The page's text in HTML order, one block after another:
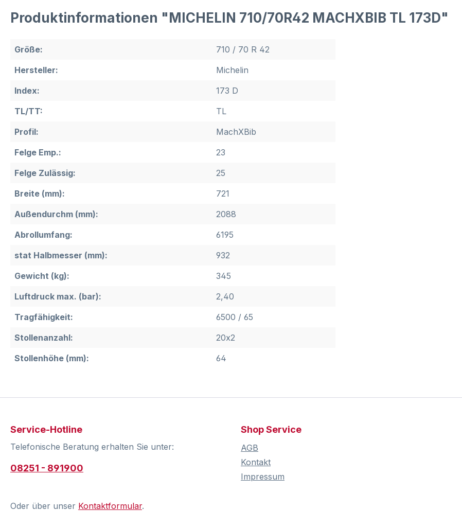
Produktinformationen "MICHELIN 710/70R42 MACHXBIB TL 173D"
Größe:
710 / 70 R 42
Hersteller:
Michelin
Index:
173 D
TL/TT:
TL
Profil:
MachXBib
Felge Emp.:
23
Felge Zulässig:
25
Breite (mm):
721
Außendurchm (mm):
2088
Abrollumfang:
6195
stat Halbmesser (mm):
932
Gewicht (kg):
345
Luftdruck max. (bar):
2,40
Tragfähigkeit:
6500 / 65
Stollenanzahl:
20x2
Stollenhöhe (mm):
64
Service-Hotline
Telefonische Beratung erhalten Sie unter:
08251 - 891900
Oder über unser Kontaktformular.
Shop Service
AGB
Kontakt
Impressum